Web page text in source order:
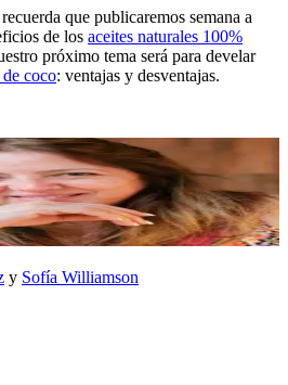
que publicaremos semana a
de los aceites naturales 100%
próximo tema será para develar
de coco: ventajas y desventajas.
y Sofía Williamson